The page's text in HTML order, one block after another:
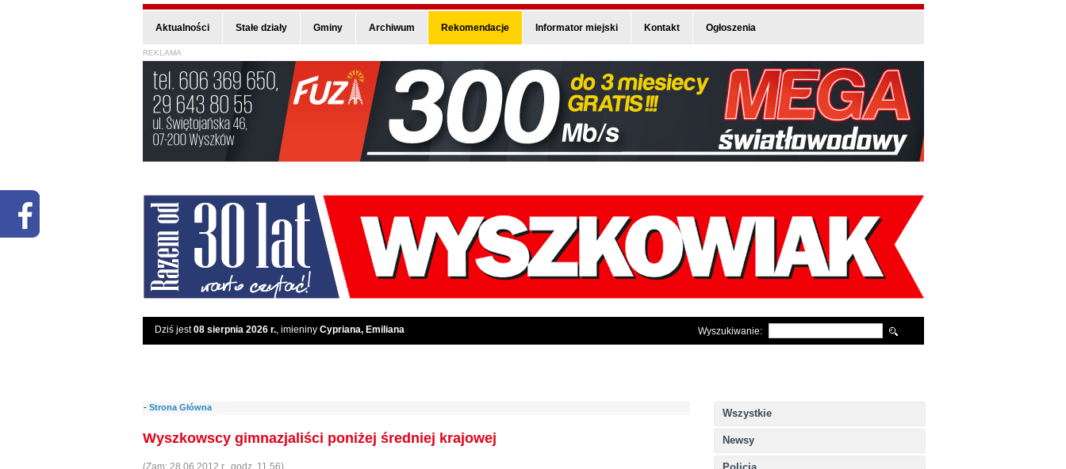
Aktualności Stałe działy Gminy Archiwum Rekomendacje Informator miejski Kontakt Ogłoszenia
REKLAMA
Dziś jest08 sierpnia 2026 r., imieniny Cypriana, Emiliana Wyszukiwanie:
Wszystkie
Newsy
- Strona Główna
Wyszkowscy gimnazjaliści poniżej średniej krajowej
(Zam: 28.06.2012 r., godz. 11.56)